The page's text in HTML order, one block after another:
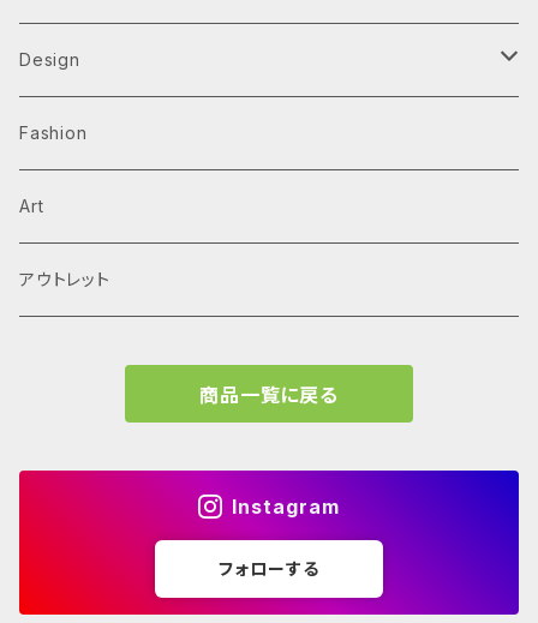
Alvar Aalto
Arne Jacobsen
History & Reference
Av Monographs
C3 magazine
El Croquis
Design
Graphic
Logo
Typography
インフォグラフィック
Products
家具
Fashion
Art
アウトレット
商品一覧に戻る
Instagram
フォローする